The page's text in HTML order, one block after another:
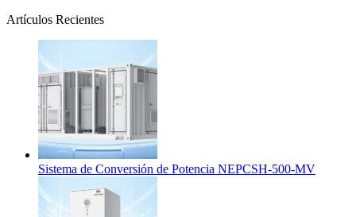
Artículos Recientes
Sistema de Conversión de Potencia NEPCSH-500-MV